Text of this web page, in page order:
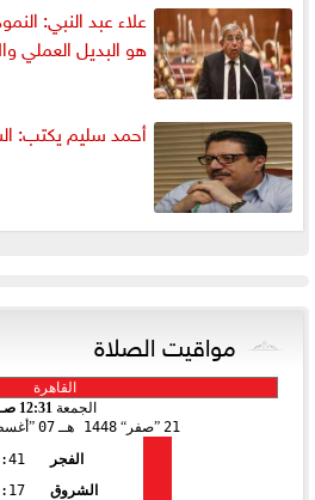
علاء عبد النبي:
هو البديل العملي
أحمد سليم يكتب:
مواقيت الصلاة
الجمعة 12:31 صـ
21 صفر 1448 هـ 07
الفجر
الشروق